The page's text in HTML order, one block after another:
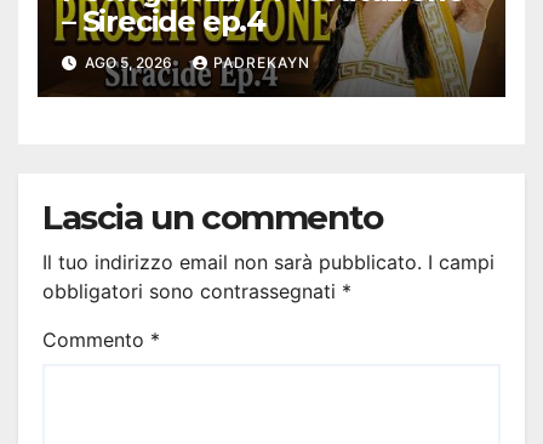
– Sirecide ep.4
AGO 5, 2026 PADREKAYN
Lascia un commento
Il tuo indirizzo email non sarà pubblicato. I campi
obbligatori sono contrassegnati *
Commento *